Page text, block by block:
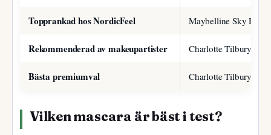
Topprankad hos NordicFeel Maybelline Sky High
Rekommenderad av makeupartister Charlotte Tilbury
Bästa premiumval Charlotte Tilbury
Vilken mascara är bäst i test?